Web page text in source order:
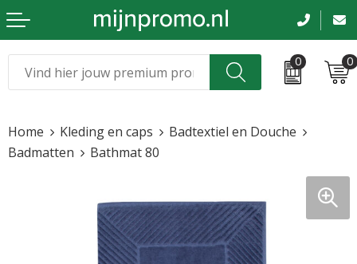
0 0
Kleding & caps
Werkkleding
Tassen en reizen
Sinterklaas
Home Kleding en caps
Badtextiel en Douche
Badmatten
Bathmat 80